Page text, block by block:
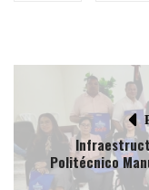
Politécnico